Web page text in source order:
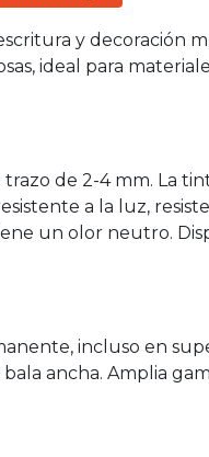
y decoración
ideal para
de 2-4 mm. La
a la luz,
un olor neutro.
incluso en
ancha. Amplia